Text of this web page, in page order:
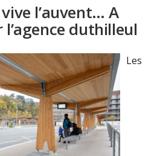
l’auvent… A
l’agence duthilleul
Les